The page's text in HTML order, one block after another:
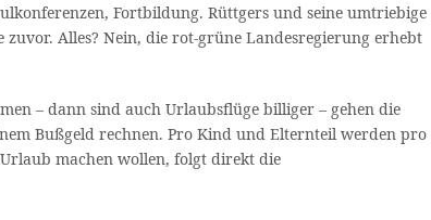
Fortbildung. Rüttgers und seine umtriebige
Alles? Nein, die rot-grüne Landesregierung erhebt
– dann sind auch Urlaubsflüge billiger – gehen die
Bußgeld rechnen. Pro Kind und Elternteil werden pro
machen wollen, folgt direkt die